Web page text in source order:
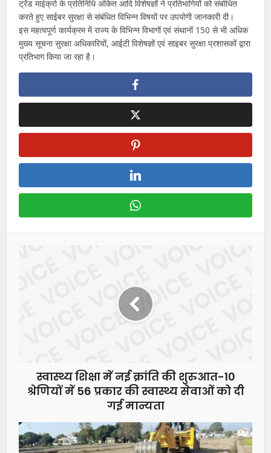
ट्रेंड माईक्रो के प्रतिनिधि अंकित आदि विशेषज्ञों ने प्रतिभागियों को संबोधित
करते हुए साईबर सुरक्षा से संबंधित विभिन्न विषयों पर उपयोगी जानकारी दी।
इस महत्वपूर्ण कार्यक्रम में राज्य के विभिन्न विभागों एवं संथानों 150 से भी अधिक
मुख्य सूचना सुरक्षा अधिकारियों, आईटी विशेषज्ञों एवं साइबर सुरक्षा प्रशासकों द्वारा
प्रतिभाग किया जा रहा है।
स्वास्थ्य शिक्षा में नई क्रांति की शुरुआत-10
श्रेणियों में 56 प्रकार की स्वास्थ्य सेवाओं को दी
गई मान्यता